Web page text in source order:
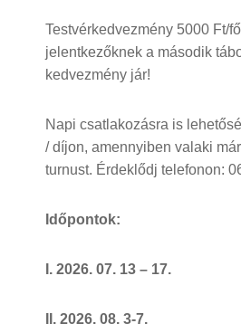
Testvérkedvezmény 5000 Ft/
jelentkezőknek a második
kedvezmény jár!
Napi csatlakozásra is
/ díjon, amennyiben valaki
turnust. Érdeklődj telefonon:
Időpontok:
I. 2026. 07. 13 – 17.
II. 2026. 08. 3-7.